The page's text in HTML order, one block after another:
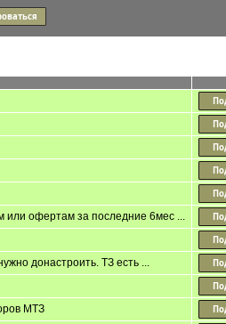
офертам за последние 6мес ...
донастроить. ТЗ есть ...
МТЗ